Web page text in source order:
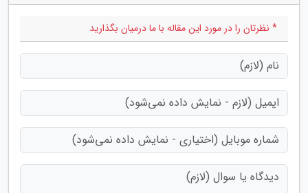
* نظرتان را در مورد این مقاله با ما درمیان بگذارید